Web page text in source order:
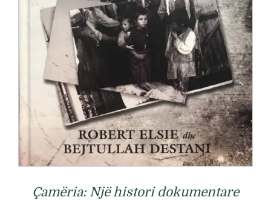
Çamëria: Një histori dokumentare